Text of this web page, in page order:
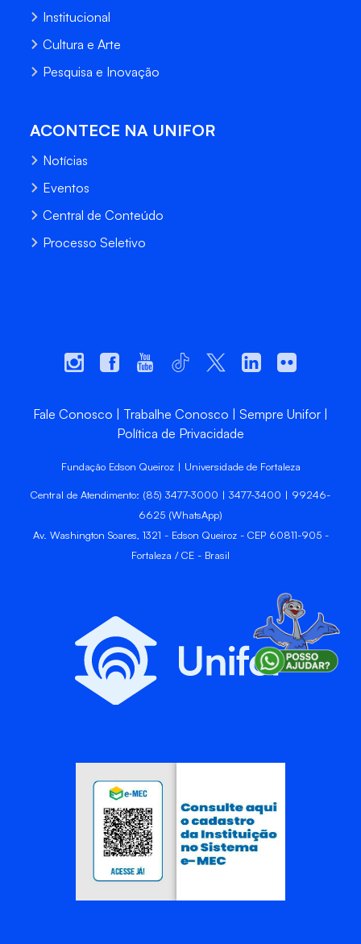
Institucional
Cultura e Arte
Pesquisa e Inovação
ACONTECE NA UNIFOR
Notícias
Eventos
Central de Conteúdo
Processo Seletivo
Fale Conosco Trabalhe Conosco
Sempre Unifor
Política de Privacidade
Fundação Edson Queiroz | Universidade de Fortaleza
Central de Atendimento: (85) 3477-3000 | 3477-3400 | 99246-
6625 (WhatsApp)
Av. Washington Soares, 1321 - Edson Queiroz - CEP 60811-905 -
Fortaleza / CE - Brasil